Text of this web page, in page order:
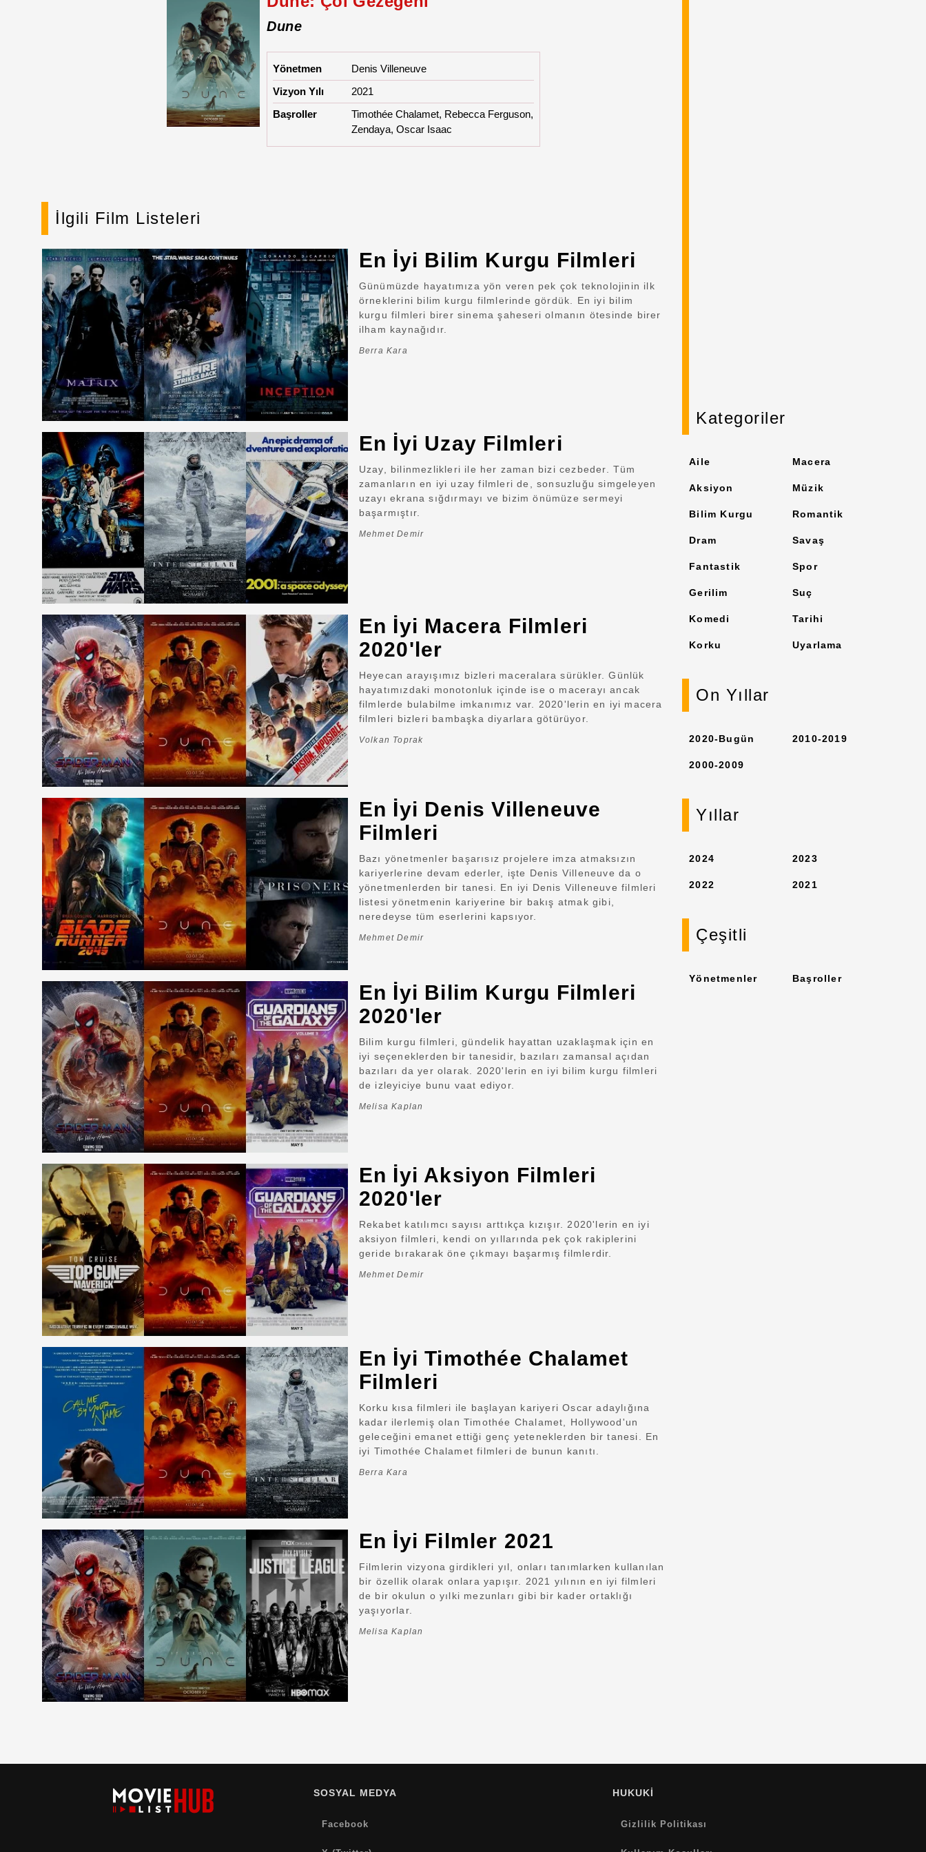
Dune
Yönetmen
Denis Villeneuve
Vizyon Yılı
2021
Başroller
Timothée Chalamet, Rebecca Ferguson,
Zendaya, Oscar Isaac
İlgili Film Listeleri
En İyi Bilim Kurgu Filmleri
Günümüzde hayatımıza yön veren pek çok teknolojinin ilk
örneklerini bilim kurgu filmlerinde gördük. En iyi bilim
kurgu filmleri birer sinema şaheseri olmanın ötesinde birer
ilham kaynağıdır.
Berra Kara
En İyi Uzay Filmleri
Uzay, bilinmezlikleri ile her zaman bizi cezbeder. Tüm
zamanların en iyi uzay filmleri de, sonsuzluğu simgeleyen
uzayı ekrana sığdırmayı ve bizim önümüze sermeyi
başarmıştır.
Mehmet Demir
En İyi Macera Filmleri
2020'ler
Heyecan arayışımız bizleri maceralara sürükler. Günlük
hayatımızdaki monotonluk içinde ise o macerayı ancak
filmlerde bulabilme imkanımız var. 2020'lerin en iyi macera
filmleri bizleri bambaşka diyarlara götürüyor.
Volkan Toprak
En İyi Denis Villeneuve
Filmleri
Bazı yönetmenler başarısız projelere imza atmaksızın
kariyerlerine devam ederler, işte Denis Villeneuve da o
yönetmenlerden bir tanesi. En iyi Denis Villeneuve filmleri
listesi yönetmenin kariyerine bir bakış atmak gibi,
neredeyse tüm eserlerini kapsıyor.
Mehmet Demir
En İyi Bilim Kurgu Filmleri
2020'ler
Bilim kurgu filmleri, gündelik hayattan uzaklaşmak için en
iyi seçeneklerden bir tanesidir, bazıları zamansal açıdan
bazıları da yer olarak. 2020'lerin en iyi bilim kurgu filmleri
de izleyiciye bunu vaat ediyor.
Melisa Kaplan
En İyi Aksiyon Filmleri
2020'ler
Rekabet katılımcı sayısı arttıkça kızışır. 2020'lerin en iyi
aksiyon filmleri, kendi on yıllarında pek çok rakiplerini
geride bırakarak öne çıkmayı başarmış filmlerdir.
Mehmet Demir
En İyi Timothée Chalamet
Filmleri
Korku kısa filmleri ile başlayan kariyeri Oscar adaylığına
kadar ilerlemiş olan Timothée Chalamet, Hollywood'un
geleceğini emanet ettiği genç yeteneklerden bir tanesi. En
iyi Timothée Chalamet filmleri de bunun kanıtı.
Berra Kara
En İyi Filmler 2021
Filmlerin vizyona girdikleri yıl, onları tanımlarken kullanılan
bir özellik olarak onlara yapışır. 2021 yılının en iyi filmleri
de bir okulun o yılki mezunları gibi bir kader ortaklığı
yaşıyorlar.
Melisa Kaplan
Kategoriler
Aile
Aksiyon
Bilim Kurgu
Dram
Fantastik
Gerilim
Komedi
Korku
Macera
Müzik
Romantik
Savaş
Spor
Suç
Tarihi
Uyarlama
On Yıllar
2020-Bugün
2000-2009
2010-2019
Yıllar
2024
2022
2023
2021
Çeşitli
Yönetmenler Başroller
SOSYAL MEDYA
Facebook
HUKUKİ
Gizlilik Politikası